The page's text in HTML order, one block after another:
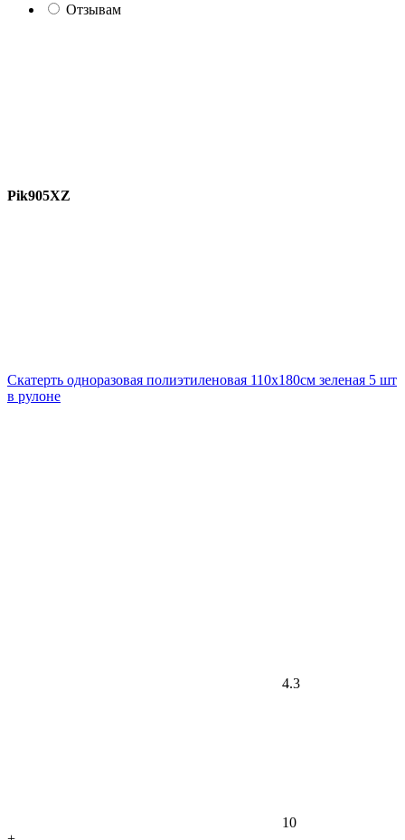
Отзывам
Pik905XZ
Скатерть одноразовая полиэтиленовая 110х180см зеленая 5 шт
в рулоне
4.3
10